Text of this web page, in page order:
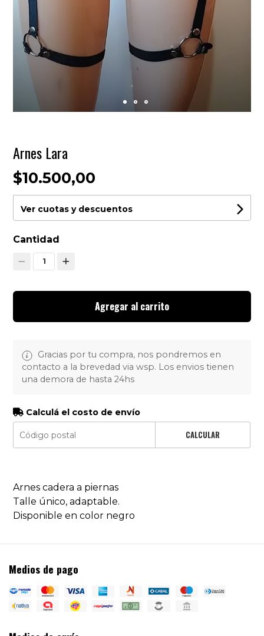
Arnes Lara
$10.500,00
Ver cuotas y descuentos
Cantidad
1
Agregar al carrito
Gracias por tu compra, nos pondremos en
contacto a la brevedad via wsp. Los envios tienen
una demora de hasta 24hs
Calculá el costo de envío
CALCULAR
Arnes cadera a piernas
Talle único, adaptable.
Disponible en color negro
Medios de pago